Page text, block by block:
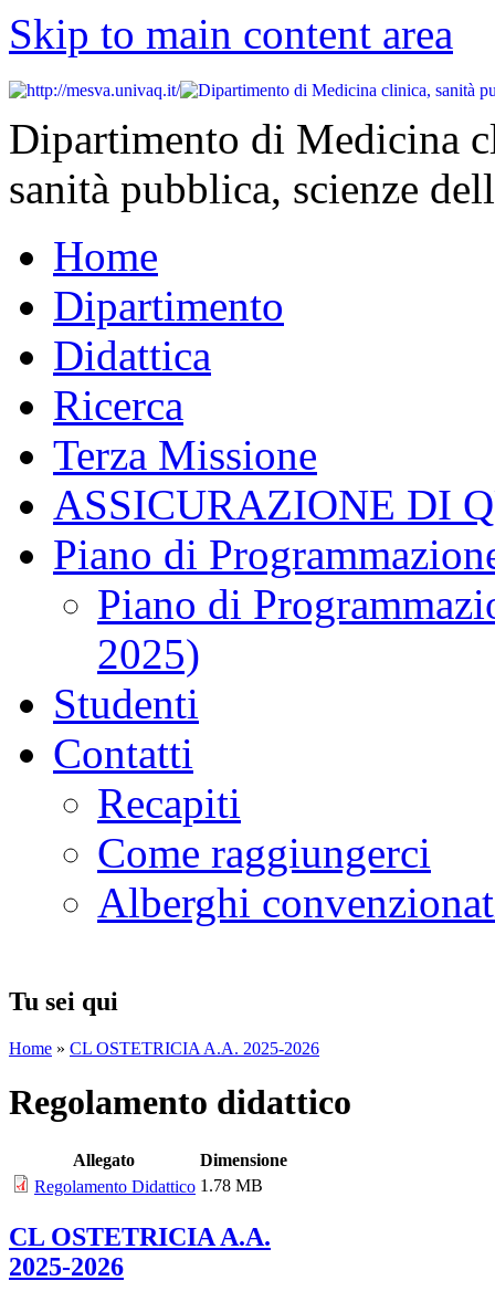
Skip to main content area
Dipartimento di Medicina
sanità pubblica, scienze
Home
Dipartimento
Didattica
Ricerca
Terza Missione
ASSICURAZIONE DI
Piano di
Piano di
2025)
Studenti
Contatti
Recapiti
Come raggiungerci
Alberghi
Tu sei qui
Home » CL OSTETRICIA A.A. 2025-2026
Regolamento didattico
Allegato
Dimensione
Regolamento Didattico 1.78 MB
CL OSTETRICIA A.A.
2025-2026